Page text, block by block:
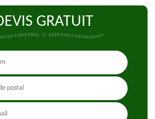
GRATUIT